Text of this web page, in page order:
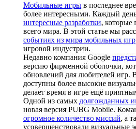
Мобильные игры в последнее
более интересными. Каждый
интересные разработки, которые
всего мира. В этой статье мы
событиях из мира мобильных игр
игровой индустрии.
Недавно компания Google
версию фирменной оболочки,
обновлений для любителей игр.
доступны более высокие
делает время в игре ещё
Одной из самых долгожданных
новая версия PUBG Mobile.
огромное количество миссий, а
усовершенствовали визуальные